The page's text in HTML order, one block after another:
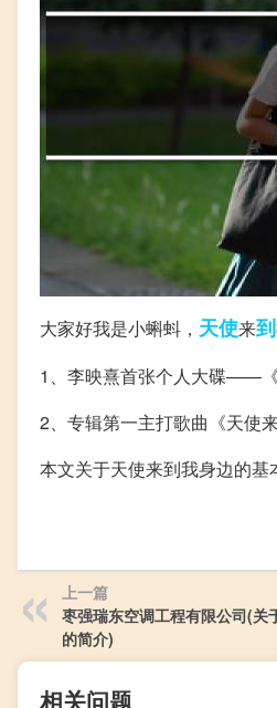
大家好我是小蝌蚪， 天使来
1、李映熹首张个人大碟——《
2、专辑第一主打歌曲《天使
本文关于天使来到我身边的基
上一篇
枣强瑞东空调工程有限公司(关
的简介)
相关问题